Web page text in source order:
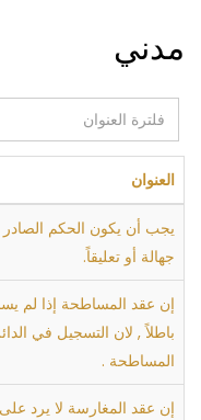
مدني
فلترة
العنوان
العنوان
يجب أن يكون الحكم
جهالة أو تعليقاً.
إن عقد المساطحة إذا لم
باطلاً , لان التسجيل في
المساطحة .
إن عقد المغارسة لا يرد